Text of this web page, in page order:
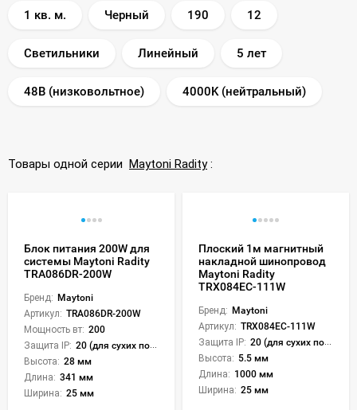
1 кв. м. Черный 190 12
Светильники Линейный 5 лет
48В (низковольтное) 4000K (нейтральный)
Товары одной серии Maytoni Radity:
Блок питания 200W для
системы Maytoni Radity
TRA086DR-200W
Бренд: Maytoni
Артикул: TRA086DR-200W
Мощность вт: 200
Защита IP: 20 (для сухих пом.)
Высота: 28 мм
Длина: 341 мм
Ширина: 25 мм
Плоский 1м магнитный
накладной шинопровод
Maytoni Radity
TRX084EC-111W
Бренд: Maytoni
Артикул: TRX084EC-111W
Защита IP: 20 (для сухих пом.)
Высота: 5.5 мм
Длина: 1000 мм
Ширина: 25 мм